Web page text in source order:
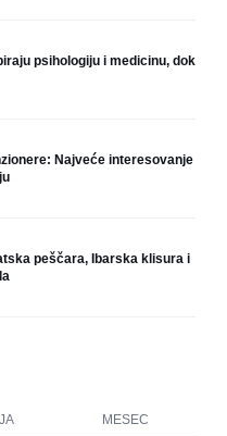
psihologiju i medicinu, dok
Najveće interesovanje
peščara, Ibarska klisura i
MESEC